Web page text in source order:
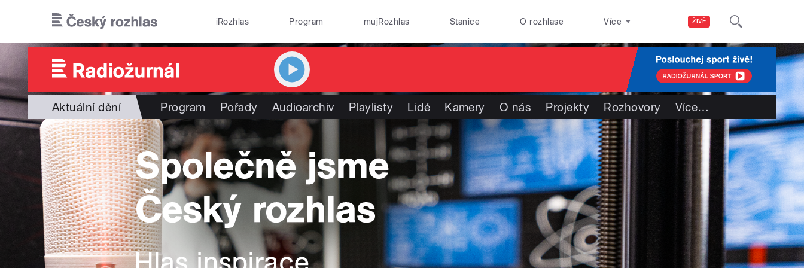
ŽIVĚ
iRozhlas Program mujRozhlas Stanice O rozhlase Více
Aktuální dění Program Pořady Audioarchiv Playlisty Lidé Kamery O nás Projekty Rozhovory Více…